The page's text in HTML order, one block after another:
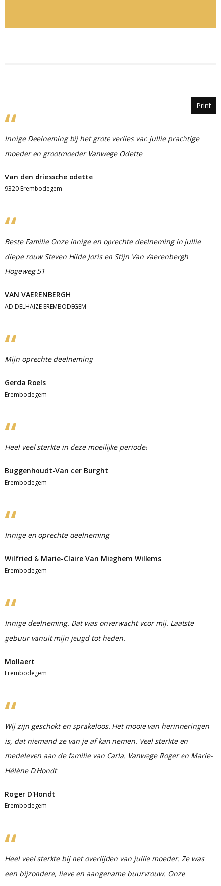
Print
Innige Deelneming bij het grote verlies van jullie prachtige
moeder en grootmoeder Vanwege Odette
Van den driessche odette
9320 Erembodegem
Beste Familie Onze innige en oprechte deelneming in jullie
diepe rouw Steven Hilde Joris en Stijn Van Vaerenbergh
Hogeweg 51
VAN VAERENBERGH
AD DELHAIZE EREMBODEGEM
Mijn oprechte deelneming
Gerda Roels
Erembodegem
Heel veel sterkte in deze moeilijke periode!
Buggenhoudt-Van der Burght
Erembodegem
Innige en oprechte deelneming
Wilfried & Marie-Claire Van Mieghem Willems
Erembodegem
Innige deelneming. Dat was onverwacht voor mij. Laatste
gebuur vanuit mijn jeugd tot heden.
Mollaert
Erembodegem
Wij zijn geschokt en sprakeloos. Het mooie van herinneringen
is, dat niemand ze van je af kan nemen. Veel sterkte en
medeleven aan de familie van Carla. Vanwege Roger en Marie-
Hélène D'Hondt
Roger D'Hondt
Erembodegem
Heel veel sterkte bij het overlijden van jullie moeder. Ze was
een bijzondere, lieve en aangename buurvrouw. Onze